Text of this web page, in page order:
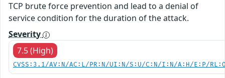
TCP brute force prevention and lead to a denial of
service condition for the duration of the attack.
Severity
7.5 (High)
CVSS:3.1/AV:N/AC:L/PR:N/UI:N/S:U/C:N/I:N/A:H/E:P/